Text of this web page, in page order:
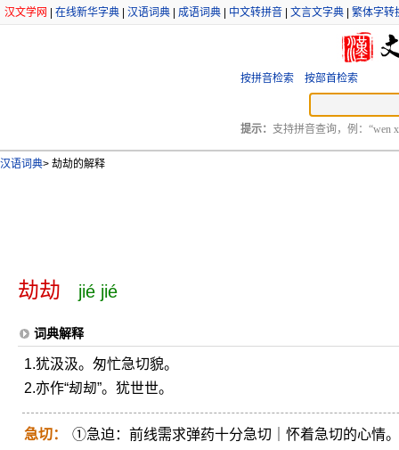
汉文学网 在线新华字典 汉语词典 成语词典 中文转拼音 文言文字典 繁体字转
按拼音检索 按部首检索
提示： 支持拼音查询，例：“wen
汉语词典> 劫劫的解释
劫劫 jié jié
词典解释
1.犹汲汲。匆忙急切貌。
2.亦作“刼刼”。犹世世。
急切：
①急迫：前线需求弹药十分急切｜怀着急切的心情。